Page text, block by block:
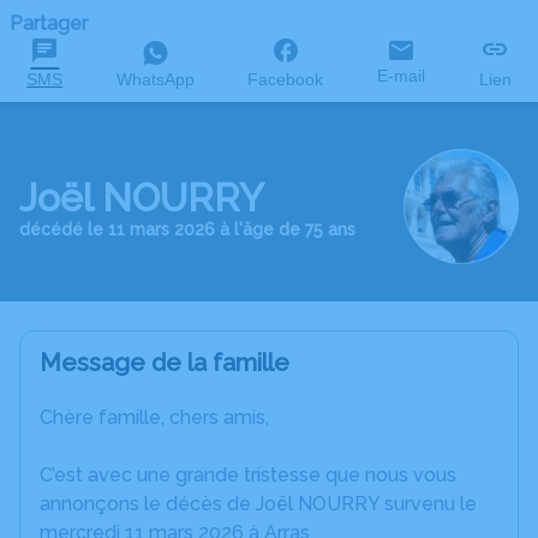
Partager
SMS WhatsApp Facebook E-mail Lien
Joël NOURRY
décédé le 11 mars 2026 à l'âge de 75 ans
Message de la famille
Chère famille, chers amis,
C’est avec une grande tristesse que nous vous
annonçons le décès de Joël NOURRY survenu le
mercredi 11 mars 2026 à Arras.